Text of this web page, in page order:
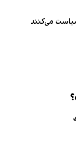
می‌کنند